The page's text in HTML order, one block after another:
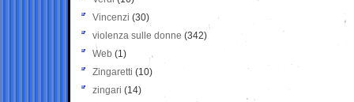
Vincenzi (30)
violenza sulle donne (342)
Web (1)
Zingaretti (10)
zingari (14)